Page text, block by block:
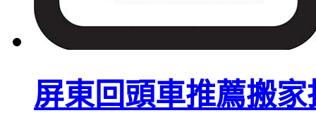
屏東回頭車推薦搬家